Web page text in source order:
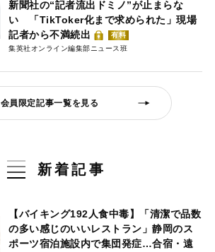
新聞社の“記者流出ドミノ”が止まらな
い 「TikToker化まで求められた」現場
記者から不満続出
有料
集英社オンライン編集部ニュース班
会員限定記事一覧を見る
新着記事
【バイキング192人食中毒】「清潔で品数
の多い感じのいいレストラン」静岡のス
ポーツ宿泊施設内で集団発症…合宿・遠